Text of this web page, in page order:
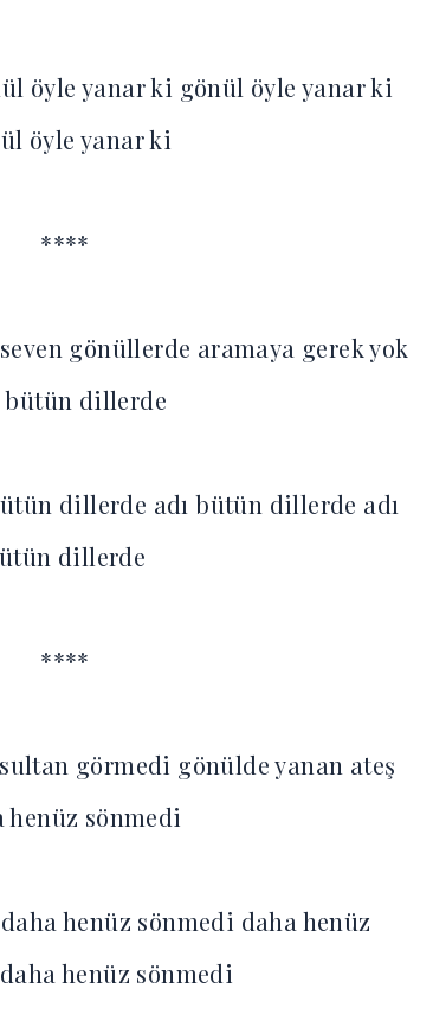
öyle yanar ki gönül öyle yanar ki
öyle yanar ki
****
gönüllerde aramaya gerek yok
bütün dillerde
dillerde adı bütün dillerde adı
dillerde
****
görmedi gönülde yanan ateş
henüz sönmedi
henüz sönmedi daha henüz
henüz sönmedi